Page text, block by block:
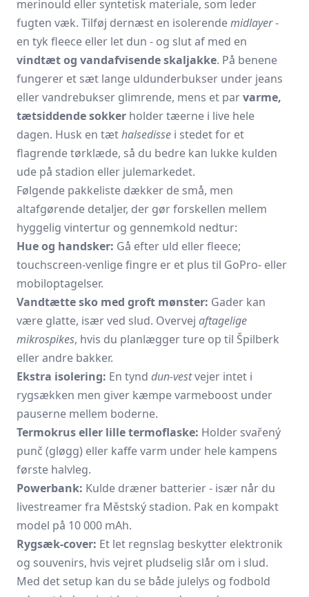
merinould eller syntetisk materiale, som leder
fugten væk. Tilføj dernæst en isolerendemidlayer-
en tyk fleece eller let dun - og slut af med en
vindtæt og vandafvisende skaljakke. På benene
fungerer et sæt lange uldunderbukser under jeans
eller vandrebukser glimrende, mens et parvarme,
tætsiddende sokker holder tæerne i live hele
dagen. Husk en tæthalsedisse i stedet for et
flagrende tørklæde, så du bedre kan lukke kulden
ude på stadion eller julemarkedet.
Følgende pakkeliste dækker de små, men
altafgørende detaljer, der gør forskellen mellem
hyggelig vintertur og gennemkold nedtur:
Hue og handsker: Gå efter uld eller fleece;
touchscreen-venlige fingre er et plus til GoPro- eller
mobiloptagelser.
Vandtætte sko med groft mønster: Gader kan
være glatte, især ved slud. Overvej aftagelige
mikrospikes, hvis du planlægger ture op til Špilberk
eller andre bakker.
Ekstra isolering: En tynd dun-vestvejer intet i
rygsækken men giver kæmpe varmeboost under
pauserne mellem boderne.
Termokrus eller lille termoflaske: Holder svařený
punč (gløgg) eller kaffe varm under hele kampens
første halvleg.
Powerbank: Kulde dræner batterier - især når du
livestreamer fra Městský stadion. Pak en kompakt
model på 10 000 mAh.
Rygsæk-cover: Et let regnslag beskytter elektronik
og souvenirs, hvis vejret pludselig slår om i slud.
Med det setup kan du se både julelys og fodbold